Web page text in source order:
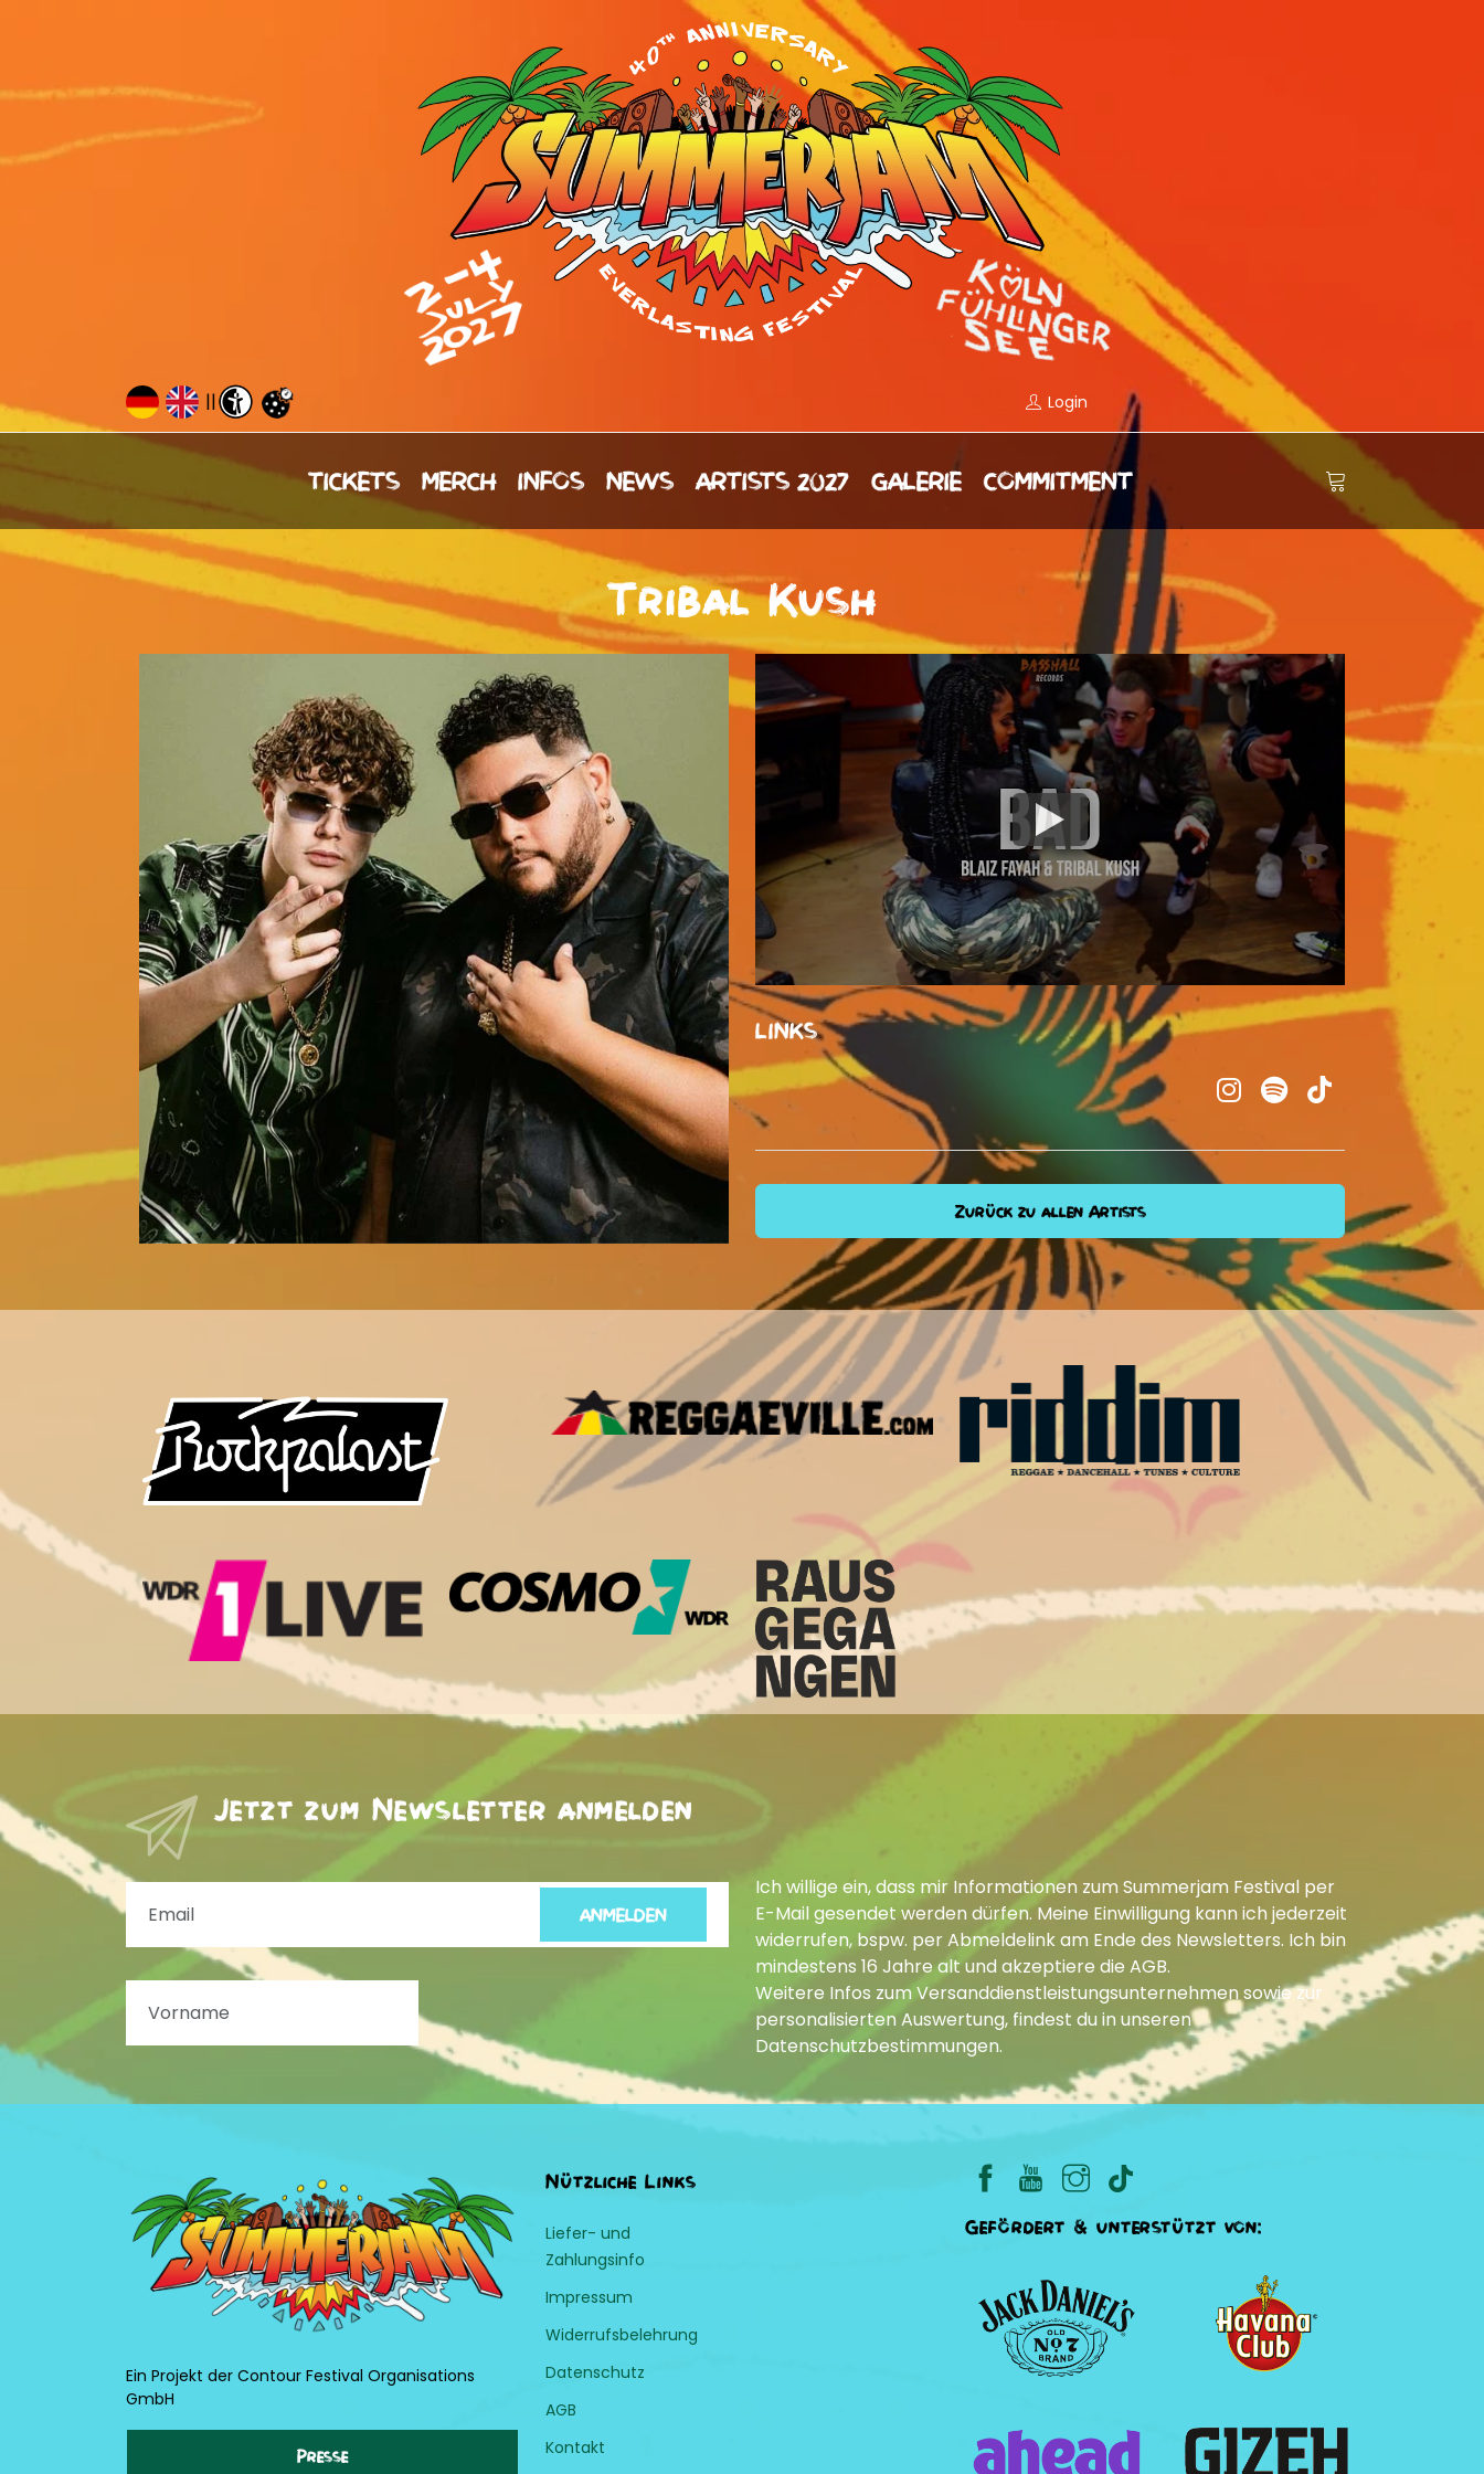
|| Login
TICKETS MERCH INFOS NEWS ARTISTS 2027 GALERIE COMMITMENT
Tribal Kush
LINKS
Zurück zu allen Artists
Jetzt zum Newsletter anmelden
ANMELDEN
Ich willige ein, dass mir Informationen zum Summerjam Festival per
E-Mail gesendet werden dürfen. Meine Einwilligung kann ich jederzeit
widerrufen, bspw. per Abmeldelink am Ende des Newsletters. Ich bin
mindestens 16 Jahre alt und akzeptiere die AGB.
Weitere Infos zum Versanddienstleistungsunternehmen sowie zur
personalisierten Auswertung, findest du in unseren
Datenschutzbestimmungen.
Ein Projekt der Contour Festival Organisations
GmbH
Presse
Nützliche Links
Liefer- und
Zahlungsinfo
Impressum
Widerrufsbelehrung
Datenschutz
AGB
Kontakt
Gefördert & unterstützt von: